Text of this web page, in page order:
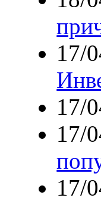
17/
17/
17/
17/